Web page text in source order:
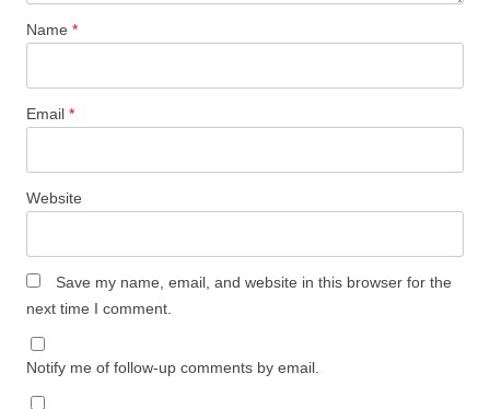
Name *
Email *
Website
Save my name, email, and website in this browser for the
next time I comment.
Notify me of follow-up comments by email.